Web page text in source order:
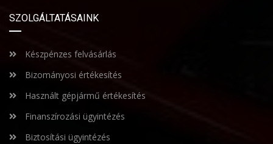
SZOLGÁLTATÁSAINK
Készpénzes felvásárlás
Bizományosi értékesítés
Használt gépjármű értékesítés
Finanszírozási ügyintézés
Biztosítási ügyintézés